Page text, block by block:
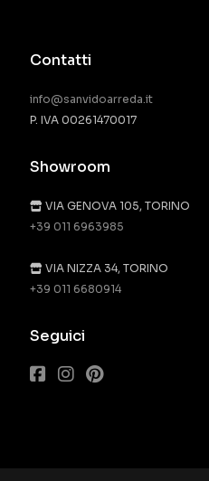
Contatti
info@sanvidoarreda.it
P. IVA 00261470017
Showroom
VIA GENOVA 105, TORINO
+39 011 6963985
VIA NIZZA 34, TORINO
+39 011 6680914
Seguici